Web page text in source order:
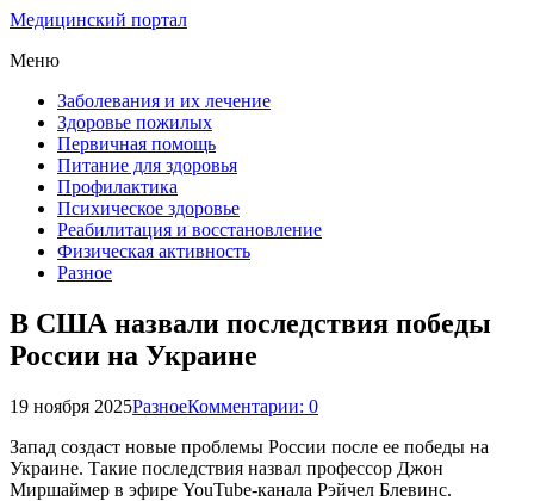
Медицинский портал
Меню
Заболевания и их лечение
Здоровье пожилых
Первичная помощь
Питание для здоровья
Профилактика
Психическое здоровье
Реабилитация и восстановление
Физическая активность
Разное
В США назвали последствия победы
России на Украине
19 ноября 2025РазноеКомментарии: 0
Запад создаст новые проблемы России после ее победы на
Украине. Такие последствия назвал профессор Джон
Миршаймер в эфире YouTube-канала Рэйчел Блевинс.